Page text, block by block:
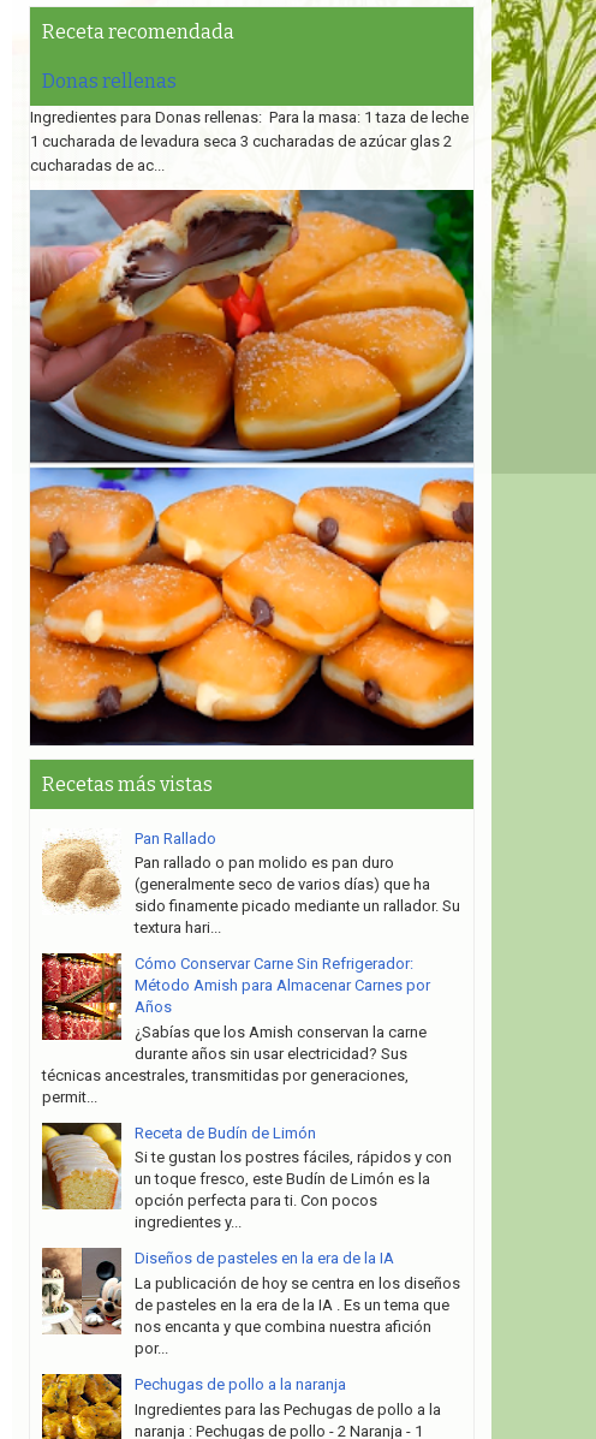
Receta recomendada
Donas rellenas
Ingredientes para Donas rellenas: Para la masa: 1 taza de leche
1 cucharada de levadura seca 3 cucharadas de azúcar glas 2
cucharadas de ac...
Recetas más vistas
Pan Rallado
Pan rallado o pan molido es pan duro
(generalmente seco de varios días) que ha
sido finamente picado mediante un rallador. Su
textura hari...
Cómo Conservar Carne Sin Refrigerador:
Método Amish para Almacenar Carnes por
Años
¿Sabías que los Amish conservan la carne
durante años sin usar electricidad? Sus
técnicas ancestrales, transmitidas por generaciones,
permit...
Receta de Budín de Limón
Si te gustan los postres fáciles, rápidos y con
un toque fresco, este Budín de Limón es la
opción perfecta para ti. Con pocos
ingredientes y...
Diseños de pasteles en la era de la IA
La publicación de hoy se centra en los diseños
de pasteles en la era de la IA . Es un tema que
nos encanta y que combina nuestra afición
por...
Pechugas de pollo a la naranja
Ingredientes para las Pechugas de pollo a la
naranja : Pechugas de pollo - 2 Naranja - 1